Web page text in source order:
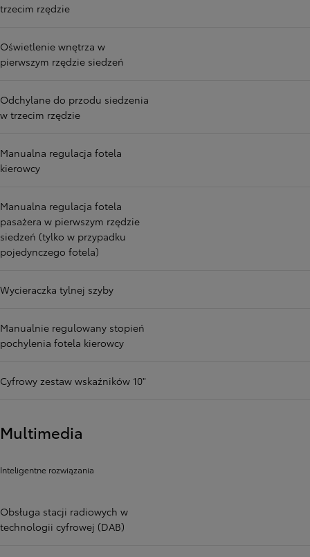
trzecim rzędzie
Oświetlenie wnętrza w
pierwszym rzędzie siedzeń
Odchylane do przodu siedzenia
w trzecim rzędzie
Manualna regulacja fotela
kierowcy
Manualna regulacja fotela
pasażera w pierwszym rzędzie
siedzeń (tylko w przypadku
pojedynczego fotela)
Wycieraczka tylnej szyby
Manualnie regulowany stopień
pochylenia fotela kierowcy
Cyfrowy zestaw wskaźników 10"
Multimedia
Inteligentne rozwiązania
Obsługa stacji radiowych w
technologii cyfrowej (DAB)